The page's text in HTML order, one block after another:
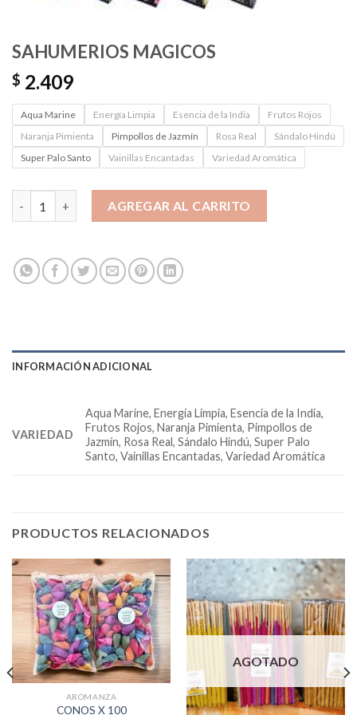
SAHUMERIOS MAGICOS
$ 2.409
Aqua Marine Energía Limpia Esencia de la India
Frutos Rojos
Naranja Pimienta
Pimpollos de Jazmín Rosa Real
Sándalo Hindú
Super Palo Santo
Vainillas Encantadas Variedad Aromática
AGREGAR AL CARRITO
INFORMACIÓN ADICIONAL
VARIEDAD
Aqua Marine, Energía Limpia, Esencia de la India,
Frutos Rojos, Naranja Pimienta, Pimpollos de
Jazmín, Rosa Real, Sándalo Hindú, Super Palo
Santo, Vainillas Encantadas, Variedad Aromática
PRODUCTOS RELACIONADOS
AROMANZA
CONOS X 100
AGOTADO